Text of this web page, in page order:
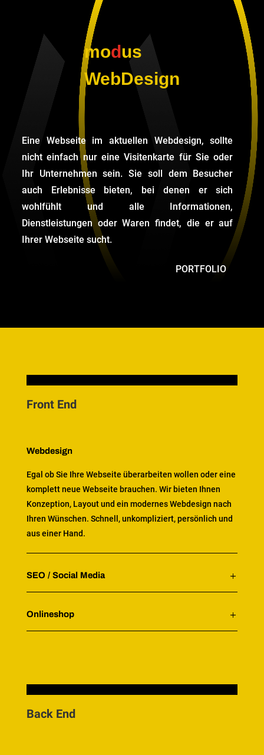
modus
WebDesign
Eine Webseite im aktuellen Webdesign, sollte
nicht einfach nur eine Visitenkarte für Sie oder
Ihr Unternehmen sein. Sie soll dem Besucher
auch Erlebnisse bieten, bei denen er sich
wohlfühlt und alle Informationen,
Dienstleistungen oder Waren findet, die er auf
Ihrer Webseite sucht.
PORTFOLIO
Front End
Webdesign
Egal ob Sie Ihre Webseite überarbeiten wollen oder eine
komplett neue Webseite brauchen. Wir bieten Ihnen
Konzeption, Layout und ein modernes Webdesign nach
Ihren Wünschen. Schnell, unkompliziert, persönlich und
aus einer Hand.
SEO / Social Media
Onlineshop
Back End